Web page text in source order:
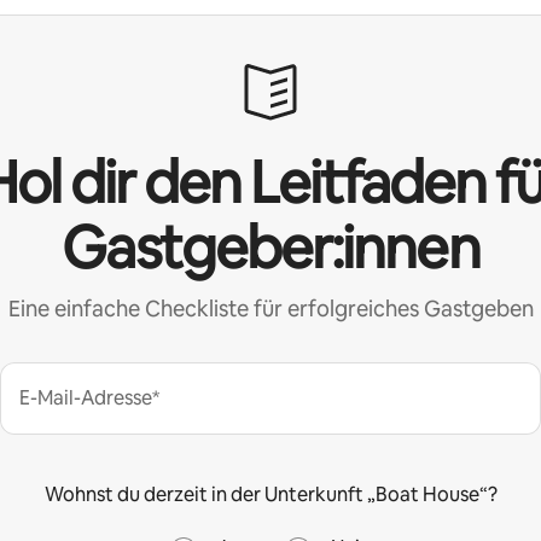
dir den Leitfaden
Gastgeber:innen
Eine einfache Checkliste für erfolgreiches Gastgeben
E-Mail-Adresse*
Wohnst du derzeit in der Unterkunft „Boat House“?